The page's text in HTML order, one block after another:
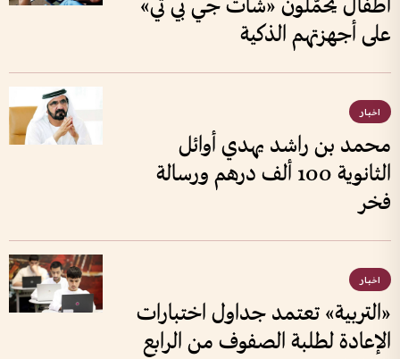
أطفال يحمّلون «شات جي بي تي»
على أجهزتهم الذكية
اخبار
محمد بن راشد يهدي أوائل
الثانوية 100 ألف درهم ورسالة
فخر
اخبار
«التربية» تعتمد جداول اختبارات
الإعادة لطلبة الصفوف من الرابع